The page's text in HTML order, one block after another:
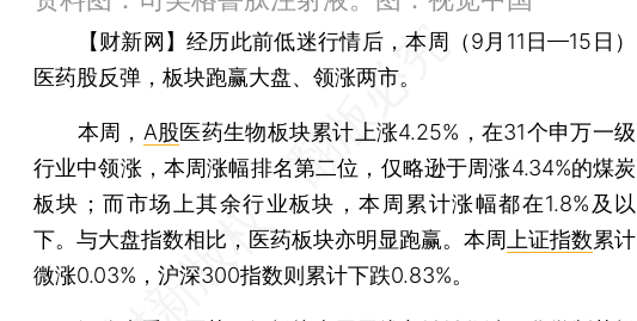
【财新网】经历此前低迷行情后，本周（9月11日—15日）
医药股反弹，板块跑赢大盘、领涨两市。
本周， A股医药生物板块累计上涨4.25%，在31个申万一级
行业中领涨，本周涨幅排名第二位，仅略逊于周涨4.34%的煤炭
板块；而市场上其余行业板块，本周累计涨幅都在1.8%及以
下。与大盘指数相比，医药板块亦明显跑赢。本周 上证指数累计
微涨0.03%，沪深300指数则累计下跌0.83%。